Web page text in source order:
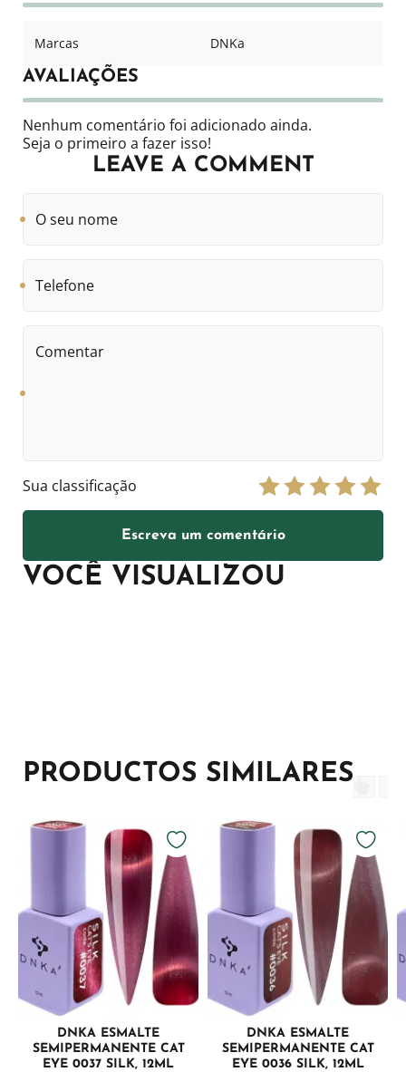
Marcas DNKa
AVALIAÇÕES
Nenhum comentário foi adicionado ainda.
Seja o primeiro a fazer isso!
LEAVE A COMMENT
seu
nome
Sua classificação
Escreva um comentário
VOCÊ VISUALIZOU
PRODUCTOS SIMILARES
DNKA ESMALTE
SEMIPERMANENTE CAT
EYE 0037 SILK, 12ML
DNKA ESMALTE
SEMIPERMANENTE CAT
EYE 0036 SILK, 12ML